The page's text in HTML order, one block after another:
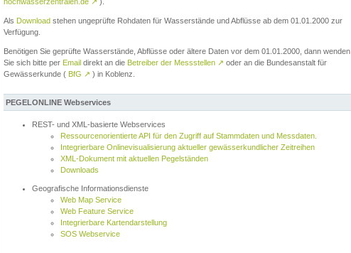
Als Download stehen ungeprüfte Rohdaten für Wasserstände und Abflüsse ab dem 01.01.2000 zur
Verfügung.
Benötigen Sie geprüfte Wasserstände, Abflüsse oder ältere Daten vor dem 01.01.2000, dann wenden
Sie sich bitte per Email direkt an die Betreiber der Messstellen ↗ oder an die Bundesanstalt für
Gewässerkunde ( BfG ↗ ) in Koblenz.
PEGELONLINE Webservices
REST- und XML-basierte Webservices
Ressourcenorientierte API für den Zugriff auf Stammdaten und Messdaten.
Integrierbare Onlinevisualisierung aktueller gewässerkundlicher Zeitreihen
XML-Dokument mit aktuellen Pegelständen
Downloads
Geografische Informationsdienste
Web Map Service
Web Feature Service
Integrierbare Kartendarstellung
SOS Webservice